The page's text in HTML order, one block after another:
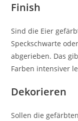
Finish
Sind die Eier
Speckschwarte
abgerieben. Das
Farben intensiver
Dekorieren
Sollen die